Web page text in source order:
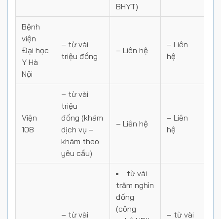
BHYT)
Bệnh
viện
Đại học
Y Hà
Nội
– từ vài
triệu đồng
– Liên hệ
– Liên
hệ
Viện
108
– từ vài
triệu
đồng (khám
dịch vụ –
khám theo
yêu cầu)
– Liên hệ
– Liên
hệ
– từ vài
từ vài
trăm nghìn
đồng
(công
– từ vài